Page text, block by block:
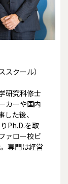
クール）
研究科修士
カーや国内
た後、
Ph.D.を取
ァロー校ビ
専門は経営